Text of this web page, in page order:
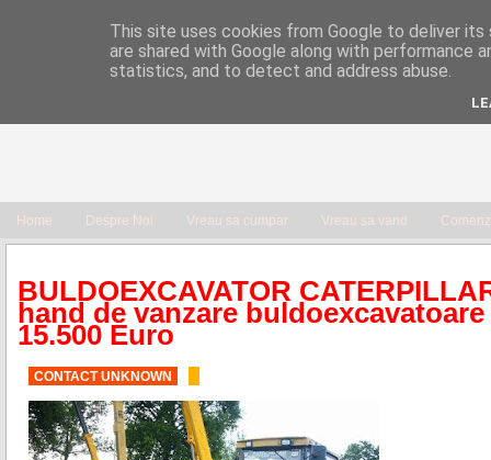
Home Despre Noi Vreau sa cumpar Vreau sa vand
BULDOEXCAVATOR
hand de vanzare
15.500 Euro
CONTACT UNKNOWN
This site uses cookies from Google to deliver
are shared with Google along with performance
statistics, and to detect and address abuse.